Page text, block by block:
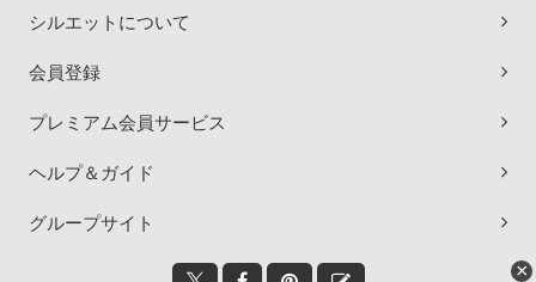
シルエットについて
会員登録
プレミアム会員サービス
ヘルプ＆ガイド
グループサイト
×